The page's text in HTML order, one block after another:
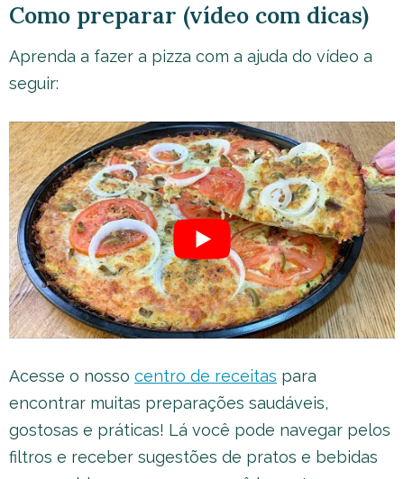
Como preparar (vídeo com dicas)
Aprenda a fazer a pizza com a ajuda do vídeo a
seguir:
Acesse o nosso centro de receitas para
encontrar muitas preparações saudáveis,
gostosas e práticas! Lá você pode navegar pelos
filtros e receber sugestões de pratos e bebidas